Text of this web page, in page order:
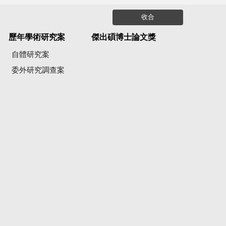
收合
歷年學術研究案
自體研究案
委外研究調查案
傑出碩博士論文獎